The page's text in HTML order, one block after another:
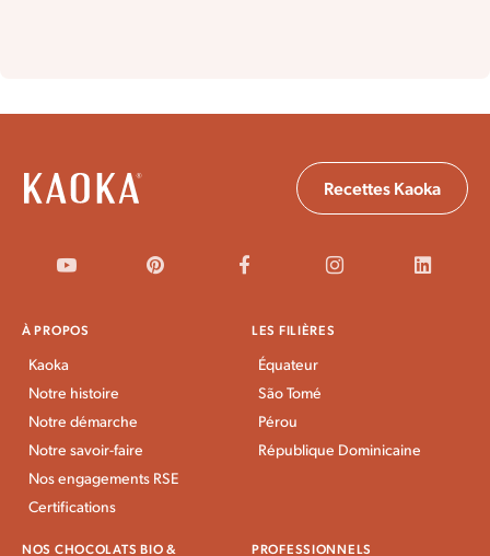
Recettes Kaoka
À PROPOS
Kaoka
Notre histoire
Notre démarche
Notre savoir-faire
Nos engagements RSE
Certifications
LES FILIÈRES
Équateur
São Tomé
Pérou
République Dominicaine
NOS CHOCOLATS BIO & PROFESSIONNELS